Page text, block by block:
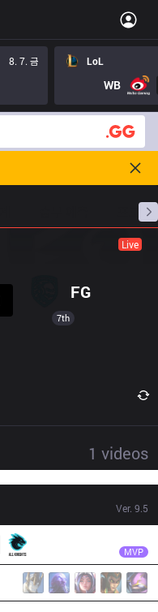
8. 7. 금
LoL
WB
프로빌
Live
FG
7th
1 videos
Ver. 9.5
MVP